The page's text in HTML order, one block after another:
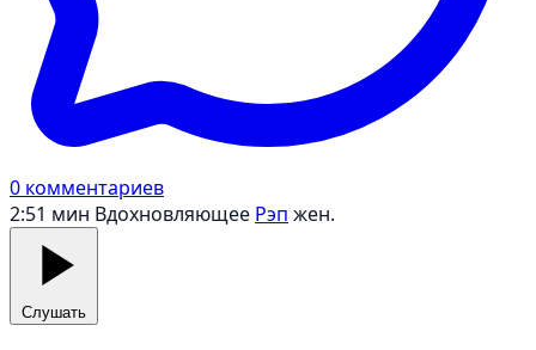
0 комментариев
2:51 мин Вдохновляющее Рэп жен.
Слушать